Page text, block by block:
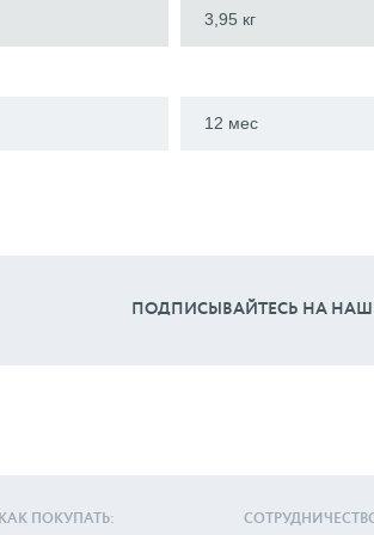
3,95 кг
12 мес
ПОДПИСЫВАЙТЕСЬ НА
КАК ПОКУПАТЬ: